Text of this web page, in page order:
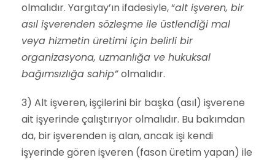
olmalıdır. Yargıtay’ın ifadesiyle, “alt işveren, bir
asıl işverenden sözleşme ile üstlendiği mal
veya hizmetin üretimi için belirli bir
organizasyona, uzmanlığa ve hukuksal
bağımsızlığa sahip”olmalıdır.
3) Alt işveren, işçilerini bir başka (asıl) işverene
ait işyerinde çalıştırıyor olmalıdır. Bu bakımdan
da, bir işverenden iş alan, ancak işi kendi
işyerinde gören işveren (fason üretim yapan) ile